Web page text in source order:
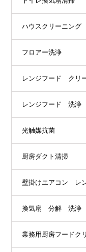
ハウスクリーニング
フロアー洗浄
レンジフード クリ
レンジフード 洗浄
光触媒抗菌
厨房ダクト清掃
壁掛けエアコン レ
換気扇 分解 洗浄
業務用厨房フードク